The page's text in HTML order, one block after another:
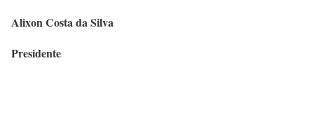
Alixon Costa da Silva
Presidente